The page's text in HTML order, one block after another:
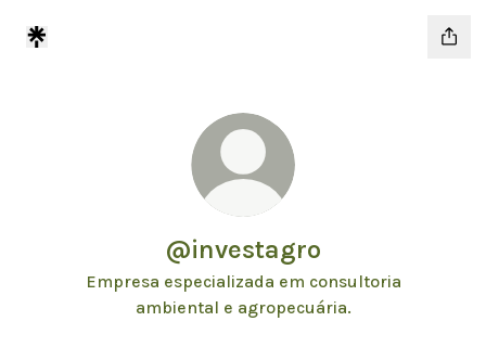
@investagro
Empresa especializada em consultoria
ambiental e agropecuária.